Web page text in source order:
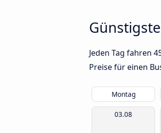
Jeden Tag fahren
Preise für einen
Montag
03.08